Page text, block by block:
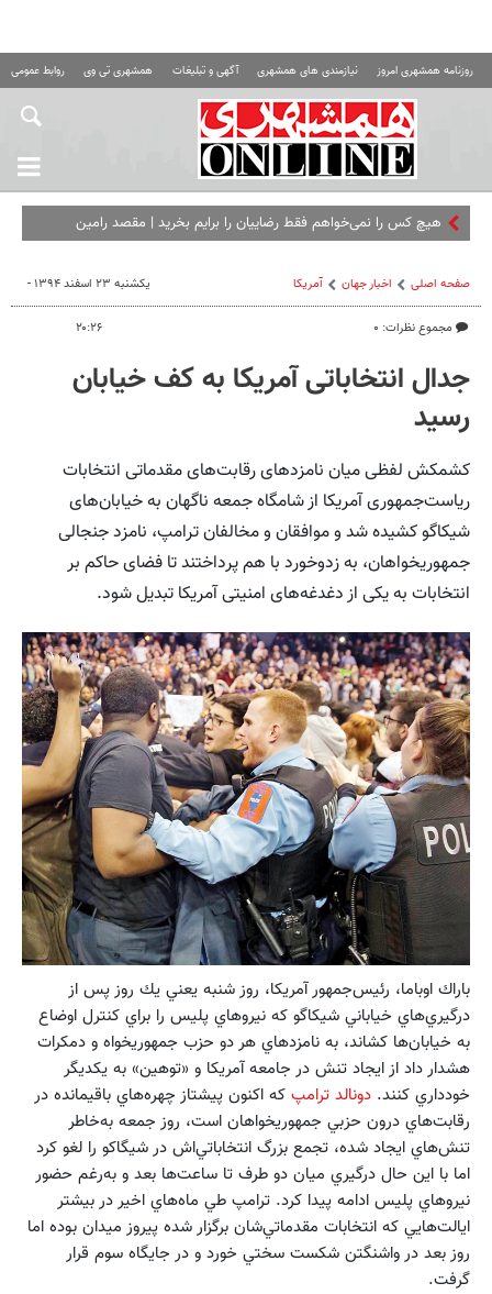
روزنامه همشهری امروز نیازمندی های همشهری آگهی و تبلیغات همشهری تی وی روابط عمومی
هیچ کس را نمی‌خواهم فقط رضاییان را برایم بخرید | مقصد رامین
صفحه اصلی اخبار جهان آمریکا
مجموع نظرات: ۰
یکشنبه ۲۳ اسفند ۱۳۹۴ -
۲۰:۲۶
جدال انتخاباتی آمریکا به کف خیابان
رسید
کشمکش لفظی میان نامزدهای رقابت‌های مقدماتی انتخابات
ریاست‌جمهوری آمریکا از شامگاه جمعه ناگهان به خیابان‌های
شیکاگو کشیده شد و موافقان و مخالفان ترامپ، نامزد جنجالی
جمهوریخواهان، به زد‌و‌خورد با هم پرداختند تا فضای حاکم بر
انتخابات به یکی از دغدغه‌های امنیتی آمریکا تبدیل شود.
باراك اوباما، رئيس‌جمهور آمريكا، روز شنبه يعني يك روز پس از
درگيري‌هاي خياباني شيكاگو كه نيروهاي پليس را براي كنترل اوضاع
به خيابان‌ها كشاند، به نامزدهاي هر دو حزب جمهوريخواه و دمكرات
هشدار داد از ايجاد تنش در جامعه آمريكا و «توهين» به يكديگر
خودداري كنند. دونالد ترامپ كه اكنون پيشتاز چهره‌هاي باقيمانده در
رقابت‌هاي درون حزبي جمهوريخواهان است، روز جمعه به‌خاطر
تنش‌هاي ايجاد شده، تجمع بزرگ انتخاباتي‌اش در شيگاكو را لغو كرد
اما با اين حال درگيري ميان دو طرف تا ساعت‌ها بعد و به‌رغم حضور
نيروهاي پليس ادامه پيدا كرد. ترامپ طي ماه‌هاي اخير در بيشتر
ايالت‌هايي كه انتخابات مقدماتي‌شان برگزار شده پيروز ميدان بوده اما
روز بعد در واشنگتن شكست سختي خورد و در جايگاه سوم قرار
گرفت.